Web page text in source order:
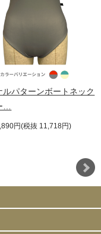
ルパターンボートネック
…
円(税抜 11,718円)